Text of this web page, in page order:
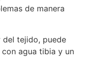
de manera
del tejido, puede
agua tibia y un